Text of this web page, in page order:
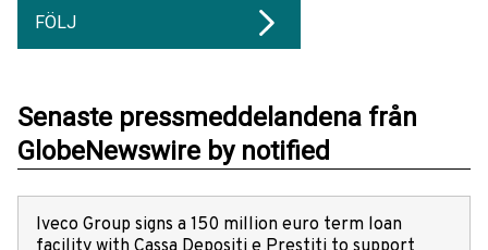
FÖLJ
Senaste pressmeddelandena från
GlobeNewswire by notified
Iveco Group signs a 150 million euro term loan